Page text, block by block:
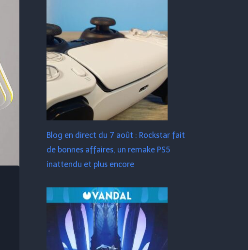
Blog en direct du 7 août : Rockstar fait
de bonnes affaires, un remake PS5
inattendu et plus encore